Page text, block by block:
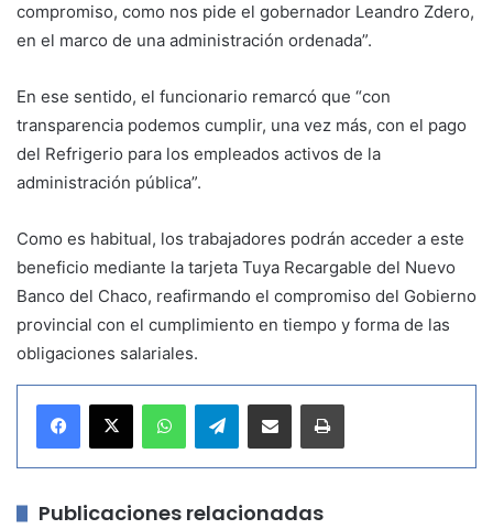
compromiso, como nos pide el gobernador Leandro Zdero,
en el marco de una administración ordenada”.
En ese sentido, el funcionario remarcó que “con
transparencia podemos cumplir, una vez más, con el pago
del Refrigerio para los empleados activos de la
administración pública”.
Como es habitual, los trabajadores podrán acceder a este
beneficio mediante la tarjeta Tuya Recargable del Nuevo
Banco del Chaco, reafirmando el compromiso del Gobierno
provincial con el cumplimiento en tiempo y forma de las
obligaciones salariales.
Telegram
Publicaciones relacionadas